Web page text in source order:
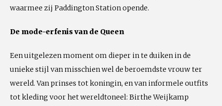
waarmee zij Paddington Station opende.
De mode-erfenis van de Queen
Een uitgelezen moment om dieper in te duiken in de
unieke stijl van misschien wel de beroemdste vrouw ter
wereld. Van prinses tot koningin, en van informele outfits
tot kleding voor het wereldtoneel: Birthe Weijkamp